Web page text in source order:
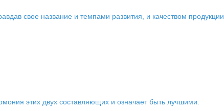
свое название и темпами развития, и качеством продукции.
этих двух составляющих и означает быть лучшими.